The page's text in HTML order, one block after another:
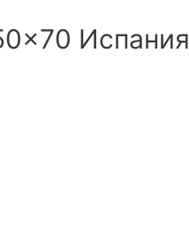
Испания